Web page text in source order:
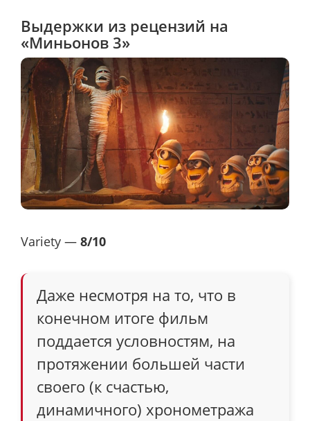
Выдержки из рецензий на
«Миньонов 3»
Variety — 8/10
Даже несмотря на то, что в
конечном итоге фильм
поддается условностям, на
протяжении большей части
своего (к счастью,
динамичного) хронометража